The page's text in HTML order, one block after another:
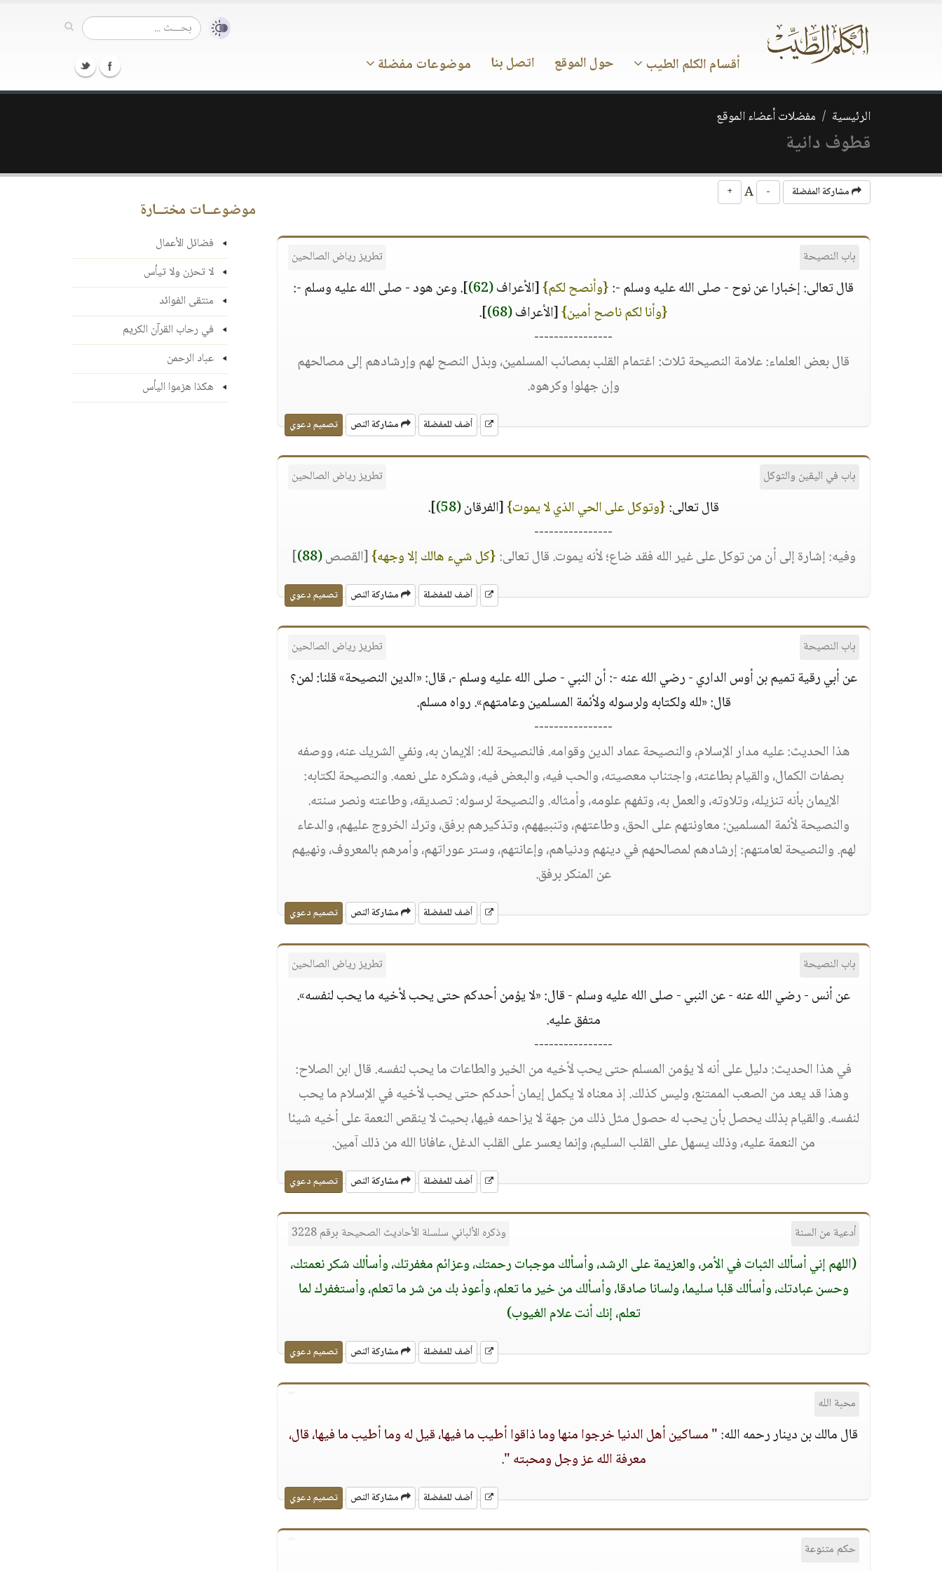
أقسام الكلم الطيب حول الموقع اتصل بنا موضوعات مفضلة
الرئيسية مفضلات أعضاء الموقع
قطوف دانية
مشاركة المفضلة -
+
باب النصيحة تطريز رياض الصالحين
قال تعالى: إخبارا عن نوح - صلى الله عليه وسلم -:{وأنصح لكم}[الأعراف(62)
]. وعن هود - صلى الله عليه وسلم -:
{وأنا لكم ناصح أمين}[الأعراف(68)
].
----------------
قال بعض العلماء: علامة النصيحة ثلاث: اغتمام القلب بمصائب المسلمين، وبذل النصح لهم وإرشادهم إلى مصالحهم
وإن جهلوا وكرهوه.
أضف للمفضلة مشاركة النص تصميم دعوي
باب في اليقين والتوكل تطريز رياض الصالحين
قال تعالى:{وتوكل على الحي الذي لا يموت}[الفرقان(58)
].
----------------
وفيه: إشارة إلى أن من توكل على غير الله فقد ضاع؛ لأنه يموت. قال تعالى:{كل شيء هالك إلا وجهه}[القصص(88)
]
أضف للمفضلة مشاركة النص تصميم دعوي
باب النصيحة تطريز رياض الصالحين
عن أبي رقية تميم بن أوس الداري - رضي الله عنه -: أن النبي - صلى الله عليه وسلم -، قال: «الدين النصيحة» قلنا: لمن؟
قال: «لله ولكتابه ولرسوله ولأئمة المسلمين وعامتهم». رواه مسلم.
----------------
هذا الحديث: عليه مدار الإسلام، والنصيحة عماد الدين وقوامه. فالنصيحة لله: الإيمان به، ونفي الشريك عنه، ووصفه
بصفات الكمال، والقيام بطاعته، واجتناب معصيته، والحب فيه، والبعض فيه، وشكره على نعمه. والنصيحة لكتابه:
الإيمان بأنه تنزيله، وتلاوته، والعمل به، وتفهم علومه، وأمثاله. والنصيحة لرسوله: تصديقه، وطاعته ونصر سنته.
والنصيحة لأئمة المسلمين: معاونتهم على الحق، وطاعتهم، وتنبيههم، وتذكيرهم برفق، وترك الخروج عليهم، والدعاء
لهم. والنصيحة لعامتهم: إرشادهم لمصالحهم في دينهم ودنياهم، وإعانتهم، وستر عوراتهم، وأمرهم بالمعروف، ونهيهم
عن المنكر برفق.
أضف للمفضلة مشاركة النص تصميم دعوي
باب النصيحة تطريز رياض الصالحين
عن أنس - رضي الله عنه - عن النبي - صلى الله عليه وسلم - قال: «لا يؤمن أحدكم حتى يحب لأخيه ما يحب لنفسه».
متفق عليه.
----------------
في هذا الحديث: دليل على أنه لا يؤمن المسلم حتى يحب لأخيه من الخير والطاعات ما يحب لنفسه. قال ابن الصلاح:
وهذا قد يعد من الصعب الممتنع، وليس كذلك. إذ معناه لا يكمل إيمان أحدكم حتى يحب لأخيه في الإسلام ما يحب
لنفسه. والقيام بذلك يحصل بأن يحب له حصول مثل ذلك من جهة لا يزاحمه فيها، بحيث لا ينقص النعمة على أخيه شيئا
من النعمة عليه، وذلك يسهل على القلب السليم، وإنما يعسر على القلب الدغل، عافانا الله من ذلك آمين.
أضف للمفضلة مشاركة النص تصميم دعوي
أدعية من السنة وذكره الألباني سلسلة الأحاديث الصحيحة برقم 3228
(اللهم إني أسألك الثبات في الأمر، والعزيمة على الرشد، وأسألك موجبات رحمتك، وعزائم مغفرتك، وأسألك شكر نعمتك،
وحسن عبادتك، وأسألك قلبا سليما، ولسانا صادقا، وأسألك من خير ما تعلم، وأعوذ بك من شر ما تعلم، وأستغفرك لما
تعلم، إنك أنت علام الغيوب)
أضف للمفضلة مشاركة النص تصميم دعوي
محبة الله
قال مالك بن دينار رحمه الله:" مساكين أهل الدنيا خرجوا منها وما ذاقوا أطيب ما فيها، قيل له وما أطيب ما فيها، قال،
معرفة الله عز وجل ومحبته ".
أضف للمفضلة مشاركة النص تصميم دعوي
حكم متنوعة
موضوعــات مختــارة
فضائل الأعمال
لا تحزن ولا تيأس
منتقى الفوائد
في رحاب القرآن الكريم
عباد الرحمن
هكذا هزموا اليأس